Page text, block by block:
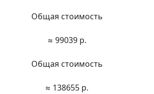
Общая стоимость
≈ 99039 р.
Общая стоимость
≈ 138655 р.